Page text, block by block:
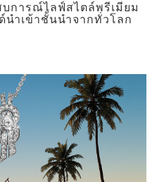
บการณ์ไลฟ์สไตล์พรีเมียม
ำเข้าชั้นนำจากทั่วโลก